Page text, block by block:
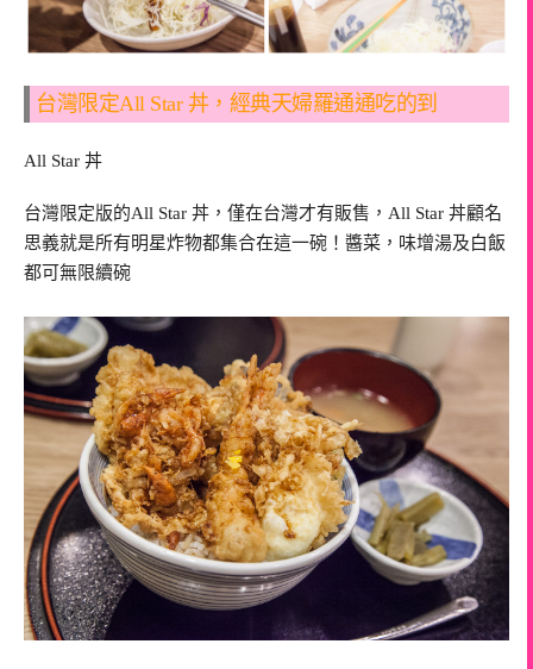
台灣限定All Star 丼，經典天婦羅通通吃的到
All Star 丼
台灣限定版的All Star 丼，僅在台灣才有販售，All Star 丼顧名
思義就是所有明星炸物都集合在這一碗！醬菜，味增湯及白飯
都可無限續碗